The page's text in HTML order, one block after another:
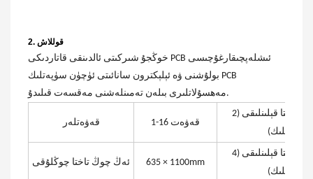
2. قوللاش
خوڭجۇ شىركىتى ئالدىنقى قاتاردىكى PCB ئىشلەپچىقارغۇچىسى
بولۇشنى ۋە ئېلېكترون سانائىتى ئۈچۈن سۈپەتلىك PCB
مەھسۇلاتلىرى بىلەن تەمىنلەشنى مەقسەت قىلىدۇ.
قەۋەتلەر 1-16 قەۋەت
ئەڭ تۆۋەن تاختا قېلىنلىقى (2
قەۋەتلىك)
ئەڭ چوڭ تاختا چوڭلۇقى 635 × 1100mm
ئەڭ تۆۋەن تاختا قېلىنلىقى (4
قەۋەتلىك)